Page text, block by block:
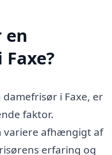
en
i Faxe, er
faktor.
variere afhængigt af
erfaring og